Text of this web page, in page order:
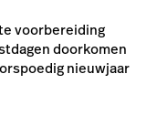
voorbereiding
doorkomen
nieuwjaar